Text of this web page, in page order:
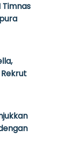
Timnas